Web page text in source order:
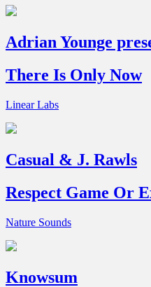
Adrian Younge
There Is Only Now
Linear Labs
Casual & J. Rawls
Respect Game Or
Nature Sounds
Knowsum